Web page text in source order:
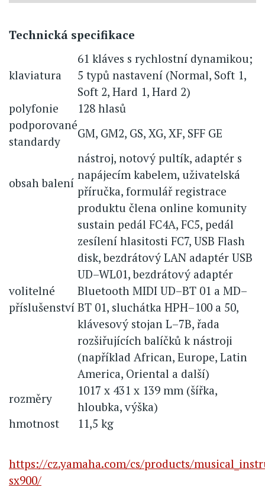
Technická specifikace
klaviatura
61 kláves s rychlostní dynamikou;
5 typů nastavení (Normal, Soft 1,
Soft 2, Hard 1, Hard 2)
polyfonie
128 hlasů
podporované
standardy
GM, GM2, GS, XG, XF, SFF GE
obsah balení
nástroj, notový pultík, adaptér s
napájecím kabelem, uživatelská
příručka, formulář registrace
produktu člena online komunity
volitelné
příslušenství
sustain pedál FC4A, FC5, pedál
zesílení hlasitosti FC7, USB Flash
disk, bezdrátový LAN adaptér USB
UD–WL01, bezdrátový adaptér
Bluetooth MIDI UD–BT 01 a MD–
BT 01, sluchátka HPH–100 a 50,
klávesový stojan L–7B, řada
rozšiřujících balíčků k nástroji
(například African, Europe, Latin
America, Oriental a další)
rozměry
1017 x 431 x 139 mm (šířka,
hloubka, výška)
hmotnost
11,5 kg
https://cz.yamaha.com/cs/products/
sx900/